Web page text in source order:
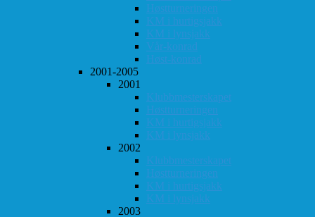
Høstturneringen
KM i hurtigsjakk
KM i lynsjakk
Vår-konrad
Høst-konrad
2001-2005
2001
Klubbmesterskapet
Høstturneringen
KM i hurtigsjakk
KM i lynsjakk
2002
Klubbmesterskapet
Høstturneringen
KM i hurtigsjakk
KM i lynsjakk
2003